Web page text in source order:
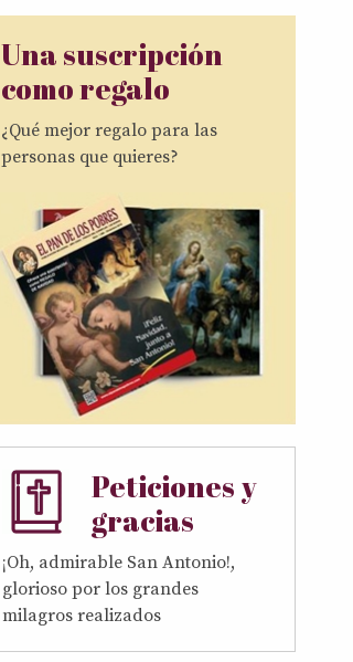
Una suscripción
como regalo
¿Qué mejor regalo para las
personas que quieres?
Peticiones y
gracias
¡Oh, admirable San Antonio!,
glorioso por los grandes
milagros realizados